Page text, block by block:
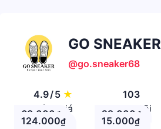
GO SNEAKER
@go.sneaker68
4.9/5 ★
Đánh giá
103
Theo Dõi
68.000 ₫ 29.000 ₫
124.000₫ 15.000₫